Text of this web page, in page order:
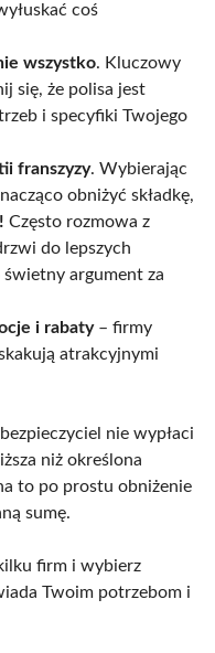
coś
wszystko. Kluczowy
się, że polisa jest
i specyfiki Twojego
franszyzy. Wybierając
obniżyć składkę,
Często rozmowa z
do lepszych
argument za
i rabaty– firmy
atrakcyjnymi
nie wypłaci
niż określona
to po prostu obniżenie
sumę.
firm i wybierz
Twoim potrzebom i